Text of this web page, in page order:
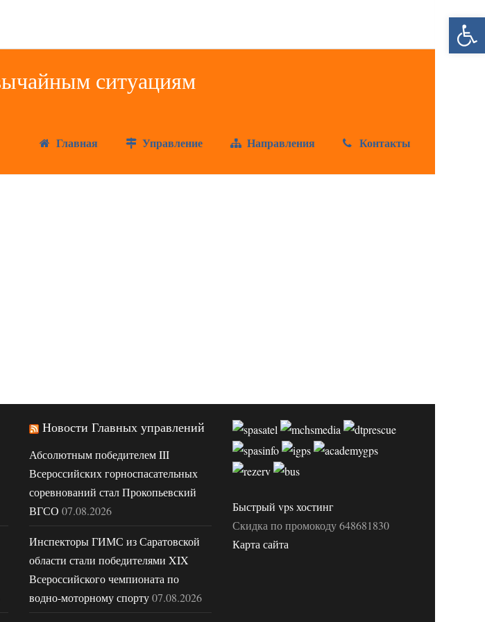
Главная Управление Направления Контакты
Новости Главных управлений
Абсолютным победителем III
Всероссийских горноспасательных
соревнований стал Прокопьевский
ВГСО 07.08.2026
Инспекторы ГИМС из Саратовской
области стали победителями XIX
Всероссийского чемпионата по
водно-моторному спорту07.08.2026
Быстрый vps хостинг
Скидка по промокоду 648681830
Карта сайта